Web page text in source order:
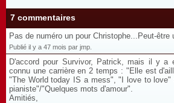
7 commentaires
Pas de numéro un pour Christophe...Peut-être
Publié il y a 47 mois par jmp.
D'accord pour Survivor, Patrick, mais il y a
connu une carrière en 2 temps : "Elle est
"The World today IS a mess", "I love to love"
pianiste"/"Quelques mots d'amour".
Amitiés,